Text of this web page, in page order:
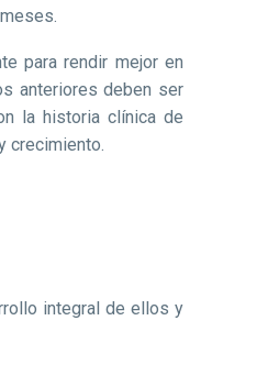
para rendir mejor en
anteriores deben ser
la historia clínica de
crecimiento.
integral de ellos y